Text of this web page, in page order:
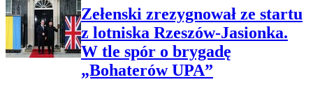
Zełenski zrezygnował ze startu
z lotniska Rzeszów-Jasionka.
W tle spór o brygadę
„Bohaterów UPA”